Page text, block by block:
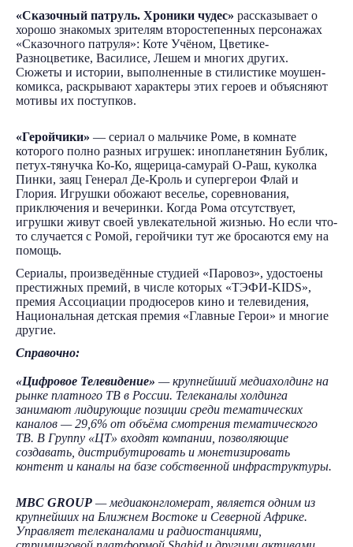
«Сказочный патруль. Хроники чудес» рассказывает о
хорошо знакомых зрителям второстепенных персонажах
«Сказочного патруля»: Коте Учёном, Цветике-
Разноцветике, Василисе, Лешем и многих других.
Сюжеты и истории, выполненные в стилистике моушен-
комикса, раскрывают характеры этих героев и объясняют
мотивы их поступков.
«Геройчики» — сериал о мальчике Роме, в комнате
которого полно разных игрушек: инопланетянин Бублик,
петух-тянучка Ко-Ко, ящерица-самурай О-Раш, куколка
Пинки, заяц Генерал Де-Кроль и супергерои Флай и
Глория. Игрушки обожают веселье, соревнования,
приключения и вечеринки. Когда Рома отсутствует,
игрушки живут своей увлекательной жизнью. Но если что-
то случается с Ромой, геройчики тут же бросаются ему на
помощь.
Сериалы, произведённые студией «Паровоз», удостоены
престижных премий, в числе которых «ТЭФИ-KIDS»,
премия Ассоциации продюсеров кино и телевидения,
Национальная детская премия «Главные Герои» и многие
другие.
Справочно:
«Цифровое Телевидение» — крупнейший медиахолдинг на
рынке платного ТВ в России. Телеканалы холдинга
занимают лидирующие позиции среди тематических
каналов — 29,6% от объёма смотрения тематического
ТВ. В Группу «ЦТ» входят компании, позволяющие
создавать, дистрибутировать и монетизировать
контент и каналы на базе собственной инфраструктуры.
MBC GROUP — медиаконгломерат, является одним из
крупнейших на Ближнем Востоке и Северной Африке.
Управляет телеканалами и радиостанциями,